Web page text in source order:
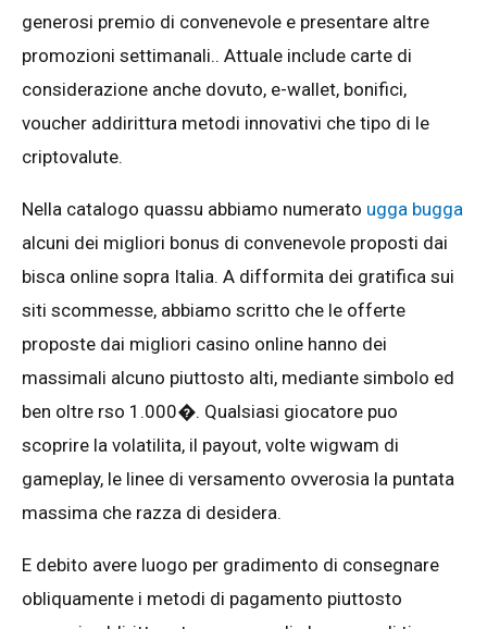
generosi premio di convenevole e presentare altre
promozioni settimanali.. Attuale include carte di
considerazione anche dovuto, e-wallet, bonifici,
voucher addirittura metodi innovativi che tipo di le
criptovalute.
Nella catalogo quassu abbiamo numerato ugga bugga
alcuni dei migliori bonus di convenevole proposti dai
bisca online sopra Italia. A difformita dei gratifica sui
siti scommesse, abbiamo scritto che le offerte
proposte dai migliori casino online hanno dei
massimali alcuno piuttosto alti, mediante simbolo ed
ben oltre rso 1.000�. Qualsiasi giocatore puo
scoprire la volatilita, il payout, volte wigwam di
gameplay, le linee di versamento ovverosia la puntata
massima che razza di desidera.
E debito avere luogo per gradimento di consegnare
obliquamente i metodi di pagamento piuttosto